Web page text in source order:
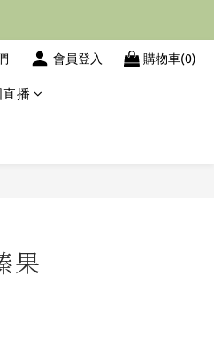
會員登入 購物車(0)
播
果